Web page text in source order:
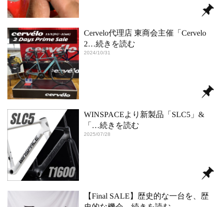
Cervelo代理店 東商会主催「Cervelo
2…続きを読む
2024/10/31
WINSPACEより新製品「SLC5」&
「 …続きを読む
2025/07/28
【Final SALE】歴史的な一台を、歴